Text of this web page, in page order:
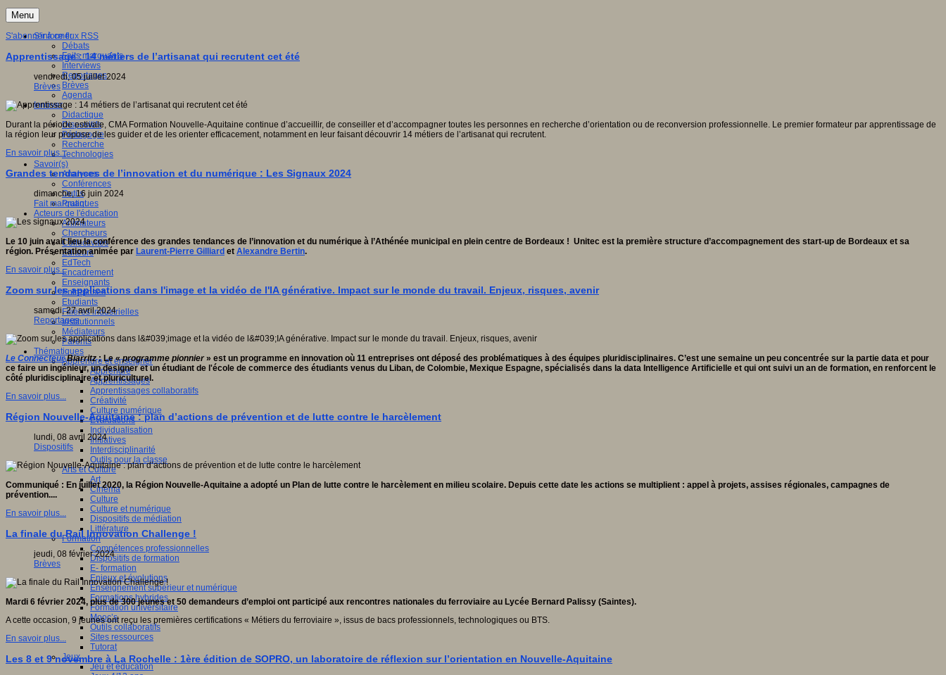
Menu
S'informer
Débats
Faits marquants
Interviews
Reportages
Brèves
Agenda
Innover
Didactique
Dispositifs
Pédagogie
Recherche
Technologies
Savoir(s)
Analyses
Conférences
Outils
Pratiques
Acteurs de l'éducation
Animateurs
Chercheurs
Collectivités
Editeurs
EdTech
Encadrement
Enseignants
Entreprises
Etudiants
Filières industrielles
Institutionnels
Médiateurs
Parents
Thématiques
Apprendre et enseigner
Apprendre
Apprentissages
Apprentissages collaboratifs
Créativité
Culture numérique
Evaluations
Individualisation
Initiatives
Interdisciplinarité
Outils pour la classe
Arts et Culture
Art
Cinéma
Culture
Culture et numérique
Dispositifs de médiation
Littérature
Formation
Compétences professionnelles
Dispositifs de formation
E- formation
Enjeux et évolutions
Enseignement supérieur et numérique
Formations hybrides
Formation universitaire
Mooc’s
Outils collaboratifs
Sites ressources
Tutorat
Jeux
Jeu et éducation
S'abonner à ce flux RSS
Apprentissage : 14 métiers de l’artisanat qui recrutent cet été
vendredi, 05 juillet 2024
Brèves
Durant la période estivale, CMA Formation Nouvelle-Aquitaine continue d’accueillir, de conseiller et d’accompagner toutes les personnes en recherche d’orientation ou de reconversion professionnelle. Le premier formateur par apprentissage de
la région leur propose de les guider et de les orienter efficacement, notamment en leur faisant découvrir 14 métiers de l’artisanat qui recrutent.
En savoir plus...
Grandes tendances de l’innovation et du numérique : Les Signaux 2024
dimanche, 16 juin 2024
Fait marquant
Le 10 juin avait lieu la conférence des grandes tendances de l’innovation et du numérique à l’Athénée municipal en plein centre de Bordeaux ! Unitec est la première structure d’accompagnement des start-up de Bordeaux et sa
région. Présentation animée par Laurent-Pierre Gilliard et Alexandre Bertin.
En savoir plus...
Zoom sur les applications dans l'image et la vidéo de l'IA générative. Impact sur le monde du travail. Enjeux, risques, avenir
samedi, 27 avril 2024
Reportages
Le ConnecteurBiarritz: Le «programme pionnier » est un programme en innovation où 11 entreprises ont déposé des problématiques à des équipes pluridisciplinaires. C’est une semaine un peu concentrée sur la partie data et pour
ce faire un ingénieur, un designer et un étudiant de l'école de commerce des étudiants venus du Liban, de Colombie, Mexique Espagne, spécialisés dans la data Intelligence Artificielle et qui ont suivi un an de formation, en renforcent le
côté pluridisciplinaire et pluriculturel.
En savoir plus...
Région Nouvelle-Aquitaine : plan d’actions de prévention et de lutte contre le harcèlement
lundi, 08 avril 2024
Dispositifs
Communiqué : En juillet 2020, la Région Nouvelle-Aquitaine a adopté un Plan de lutte contre le harcèlement en milieu scolaire. Depuis cette date les actions se multiplient : appel à projets, assises régionales, campagnes de
prévention....
En savoir plus...
La finale du Rail Innovation Challenge !
jeudi, 08 février 2024
Brèves
Mardi 6 février 2024, plus de 300 jeunes et 50 demandeurs d’emploi ont participé aux rencontres nationales du ferroviaire au Lycée Bernard Palissy (Saintes).
A cette occasion, 9 jeunes ont reçu les premières certifications « Métiers du ferroviaire », issus de bacs professionnels, technologiques ou BTS.
En savoir plus...
Les 8 et 9 novembre à La Rochelle : 1ère édition de SOPRO, un laboratoire de réflexion sur l’orientation en Nouvelle-Aquitaine